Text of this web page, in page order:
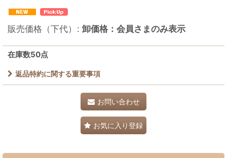
販売価格（下代） : 卸価格：会員さまのみ表示
在庫数50点
返品特約に関する重要事項
お問い合わせ
お気に入り登録